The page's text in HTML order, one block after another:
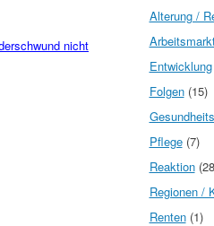
nicht
Alterung /
Entwicklung
Folgen(15)
Pflege(7)
Reaktion
Regionen /
Renten(1)